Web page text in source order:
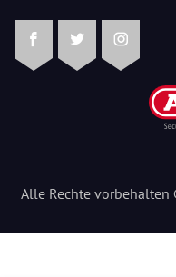
FacebookTwitterInstagram
Alle Rechte